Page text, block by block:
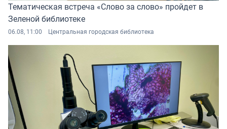
Тематическая встреча «Слово за слово» пройдет в
Зеленой библиотеке
06.08, 11:00 Центральная городская библиотека